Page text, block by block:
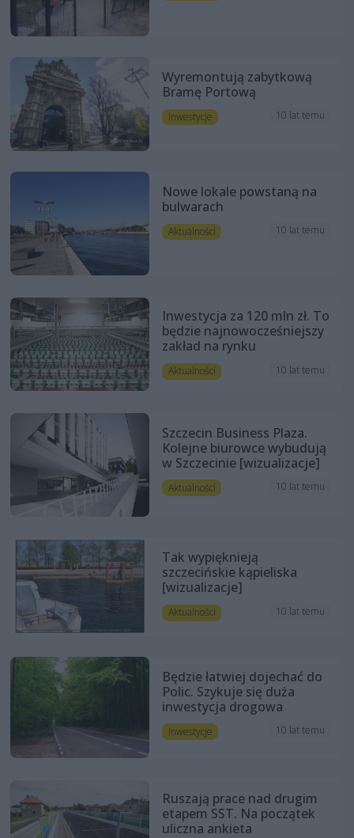
Wyremontują zabytkową
Bramę Portową
Inwestycje 10 lat temu
Nowe lokale powstaną na
bulwarach
Aktualności 10 lat temu
Inwestycja za 120 mln zł. To
będzie najnowocześniejszy
zakład na rynku
Aktualności 10 lat temu
Szczecin Business Plaza.
Kolejne biurowce wybudują
w Szczecinie [wizualizacje]
Aktualności 10 lat temu
Tak wypięknieją
szczecińskie kąpieliska
[wizualizacje]
Aktualności 10 lat temu
Będzie łatwiej dojechać do
Polic. Szykuje się duża
inwestycja drogowa
Inwestycje 10 lat temu
Ruszają prace nad drugim
etapem SST. Na początek
uliczna ankieta